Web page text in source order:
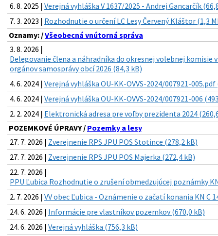
6. 8. 2025 | Verejná vyhláška V 1637/2025 - Andrej Gancarčík
7. 3. 2023 | Rozhodnutie o určení LC Lesy Červený Kláštor (1,3
Oznamy: /Všeobecná vnútorná správa
3. 8. 2026 |
Delegovanie člena a náhradníka do okresnej volebnej komisie
orgánov samosprávy obcí 2026 (84,3 kB)
4. 6. 2024 | Verejná vyhláška OU-KK-OVVS-2024/007921-005.pdf
4. 6. 2024 | Verejná vyhláška OU-KK-OVVS-2024/007921-006
2. 2. 2024 | Elektronická adresa pre voľby prezidenta 2024
POZEMKOVÉ ÚPRAVY / Pozemky a lesy
27. 7. 2026 | Zverejnenie RPS JPU POS Stotince (278,2 kB)
27. 7. 2026 | Zverejnenie RPS JPU POS Majerka (272,4 kB)
22. 7. 2026 |
PPU Ľubica Rozhodnutie o zrušení obmedzujúcej poznámky
2. 7. 2026 | VV obec Ľubica - Oznámenie o začatí konania KN C
24. 6. 2026 | Informácie pre vlastníkov pozemkov (670,0 kB)
24. 6. 2026 | Verejná vyhláška (756,3 kB)